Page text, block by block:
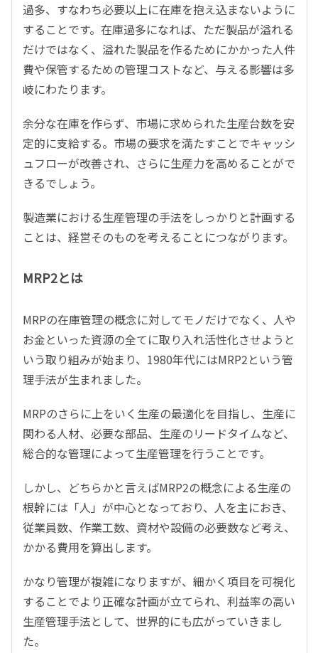
過多、すなわち必要以上に在庫を抱え込まないように
することです。在庫過多になれば、ただ製品が溢れる
だけではなく、溢れた製品を作るためにかかった人件
費や保管するための管理コストなど、与える影響は多
岐にわたります。
余分な在庫を作らず、市場に求められた生産台数を安
定的に支給する。市場の要求を満たすことでキャッシ
ュフローが改善され、さらに生産力を高めることがで
きるでしょう。
製造業における生産管理の手法をしっかりと計画する
ことは、経営そのものを考えることにつながります。
MRP2とは
MRPの在庫管理の概念に対してモノだけでなく、人や
お金といった資源の全てに取り入れ活性化させようと
いう取り組みが始まり、1980年代にはMRP2という管
理手法が生まれました。
MRPのさらに上をいく生産の最適化を目指し、生産に
関わる人材、必要な部品、生産のリードタイムなど、
総合的な管理によって生産管理を行うことです。
しかし、どちらかと言えばMRP2の概念による生産の
根幹には「人」が中心となっており、人を主におき、
従業員数、作業工数、資材や設備の必要数など考え、
かかる費用を算出します。
かなり管理が複雑になりますが、細かく項目を可視化
することでより正確な計画が立てられ、利益率の高い
生産管理手法として、世界的にも広がっていきまし
た。